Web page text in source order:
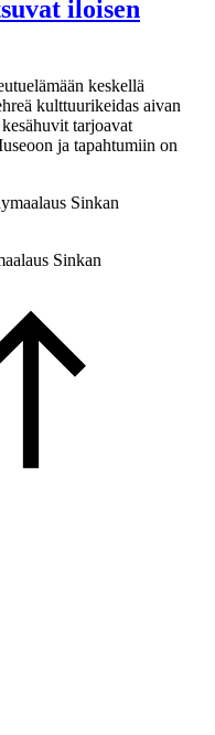
iloisen
keskellä
kulttuurikeidas aivan
tarjoavat
ja tapahtumiin on
Sinkan